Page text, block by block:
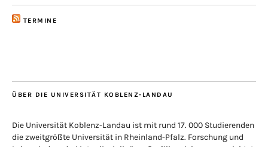
TERMINE
ÜBER DIE UNIVERSITÄT KOBLENZ-LANDAU
Die Universität Koblenz-Landau ist mit rund 17. 000 Studierenden
die zweitgrößte Universität in Rheinland-Pfalz. Forschung und